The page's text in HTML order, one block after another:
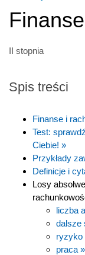
II stopnia
Spis treści
Finanse i
Test:
Ciebie! »
Przykłady
Definicje i
Losy
liczba
dalsze
ryzyko
praca »